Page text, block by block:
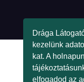
Drága
kezelünk
kat. A
elfogadod az